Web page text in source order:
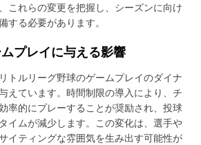
これらの変更を把握し、シーズンに向け
する必要があります。
プレイに与える影響
トルリーグ野球のゲームプレイのダイナ
えています。時間制限の導入により、チ
率的にプレーすることが奨励され、投球
イムが減少します。この変化は、選手や
イティングな雰囲気を生み出す可能性が